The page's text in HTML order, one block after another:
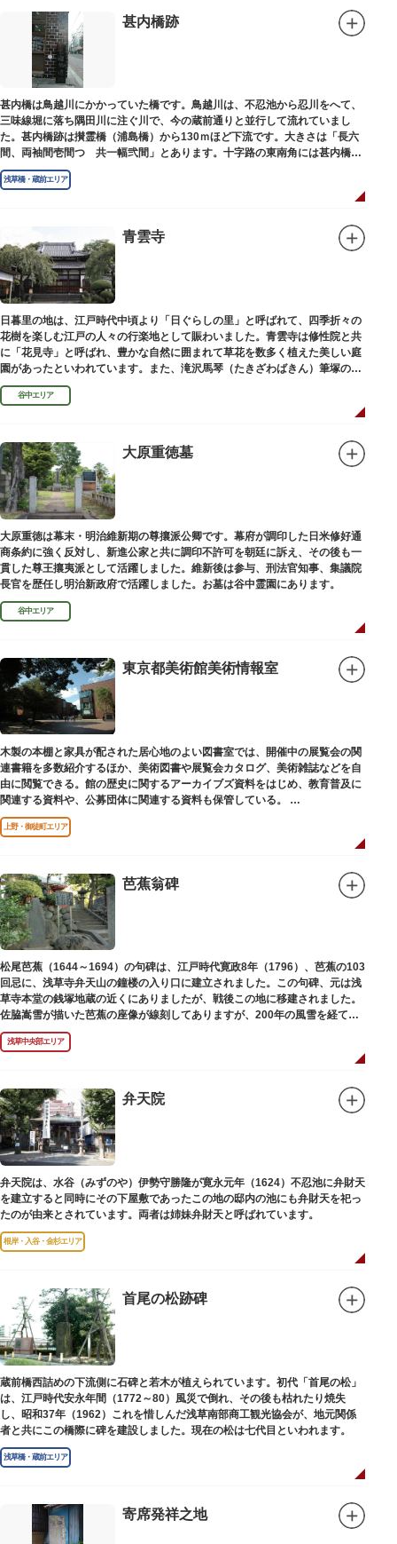
甚内橋跡
甚内橋は鳥越川にかかっていた橋です。鳥越川は、不忍池から忍川をへて、
三味線堀に落ち隅田川に注ぐ川で、今の蔵前通りと並行して流れていまし
た。甚内橋跡は攅霊橋（浦島橋）から130ｍほど下流です。大きさは「長六
間、両袖間壱間つゞ共一幅弐間」とあります。十字路の東南角には甚内橋跡
の石碑があります。
浅草橋・蔵前エリア
青雲寺
日暮里の地は、江戸時代中頃より「日ぐらしの里」と呼ばれて、四季折々の
花樹を楽しむ江戸の人々の行楽地として賑わいました。青雲寺は修性院と共
に「花見寺」と呼ばれ、豊かな自然に囲まれて草花を数多く植えた美しい庭
園があったといわれています。また、滝沢馬琴（たきざわばきん）筆塚の碑
があります。
谷中エリア
大原重徳墓
大原重徳は幕末・明治維新期の尊攘派公卿です。幕府が調印した日米修好通
商条約に強く反対し、新進公家と共に調印不許可を朝廷に訴え、その後も一
貫した尊王攘夷派として活躍しました。維新後は参与、刑法官知事、集議院
長官を歴任し明治新政府で活躍しました。お墓は谷中霊園にあります。
谷中エリア
東京都美術館美術情報室
木製の本棚と家具が配された居心地のよい図書室では、開催中の展覧会の関
連書籍を多数紹介するほか、美術図書や展覧会カタログ、美術雑誌などを自
由に閲覧できる。館の歴史に関するアーカイブズ資料をはじめ、教育普及に
関連する資料や、公募団体に関連する資料も保管している。
（画像提供：東京都美術館）
上野・御徒町エリア
芭蕉翁碑
松尾芭蕉（1644～1694）の句碑は、江戸時代寛政8年（1796）、芭蕉の103
回忌に、浅草寺弁天山の鐘楼の入り口に建立されました。この句碑、元は浅
草寺本堂の銭塚地蔵の近くにありましたが、戦後この地に移建されました。
佐脇嵩雪が描いた芭蕉の座像が線刻してありますが、200年の風雪を経て、
碑石も欠損し、碑面の判読も困難となっています。
浅草中央部エリア
弁天院
弁天院は、水谷（みずのや）伊勢守勝隆が寛永元年（1624）不忍池に弁財天
を建立すると同時にその下屋敷であったこの地の邸内の池にも弁財天を祀っ
たのが由来とされています。両者は姉妹弁財天と呼ばれています。
根岸・入谷・金杉エリア
首尾の松跡碑
蔵前橋西詰めの下流側に石碑と若木が植えられています。初代「首尾の松」
は、江戸時代安永年間（1772～80）風災で倒れ、その後も枯れたり焼失
し、昭和37年（1962）これを惜しんだ浅草南部商工観光協会が、地元関係
者と共にこの橋際に碑を建設しました。現在の松は七代目といわれます。
浅草橋・蔵前エリア
寄席発祥之地